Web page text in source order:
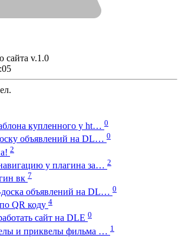
v.1.0
купленного у ht… 0
объявлений на DL… 0
2
у плагина за… 2
вк 7
объявлений на DL… 0
QR коду 4
сайт на DLE 0
и приквелы фильма … 1